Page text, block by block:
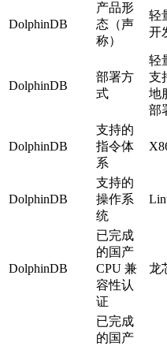
DolphinDB
产品形
态（声
称）
轻
开
DolphinDB
部署方
式
轻
支
地
部
DolphinDB
支持的
指令体
系
DolphinDB
支持的
操作系
统
DolphinDB
已完成
的国产
CPU 兼
容性认
证
龙
已完成
的国产